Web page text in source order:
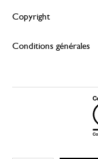
Copyright
Conditions générales